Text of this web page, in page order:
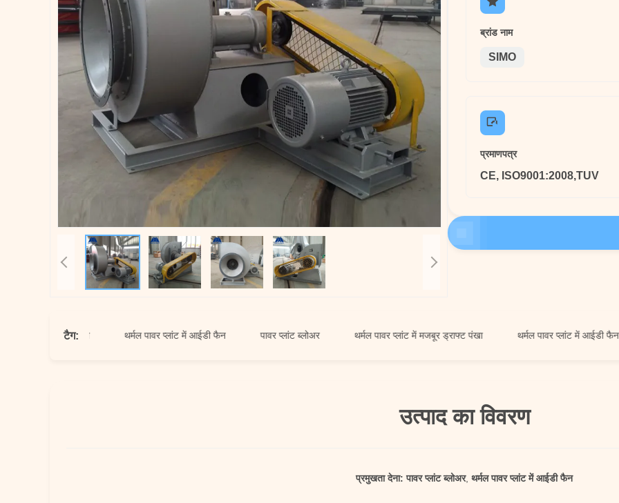
ब्रांड नाम
SIMO
प्रमाणपत्र
CE, ISO9001:2008,TUV
टैग: थर्मल पावर प्लांट में आईडी फैन पावर प्लांट ब्लोअर थर्मल पावर प्लांट में मजबूर ड्राफ्ट पंखा थर्मल पावर प्लांट में आईडी फैन
उत्पाद का विवरण
प्रमुखता देना: पावर प्लांट ब्लोअर, थर्मल पावर प्लांट में आईडी फैन